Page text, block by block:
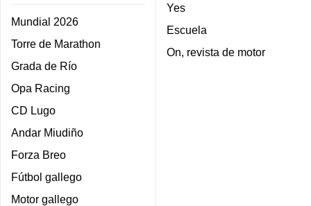
Mundial 2026
Torre de Marathon
Grada de Río
Opa Racing
CD Lugo
Andar Miudiño
Forza Breo
Fútbol gallego
Motor gallego
Yes
Escuela
On, revista de motor